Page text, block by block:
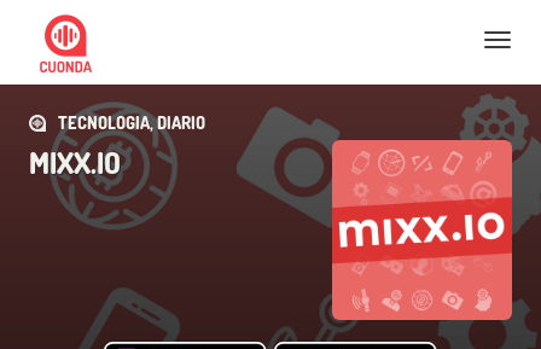
Nav
TECNOLOGIA, DIARIO
MIXX.IO